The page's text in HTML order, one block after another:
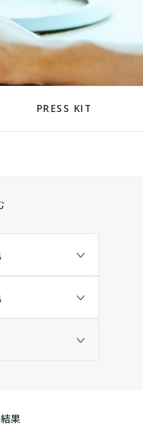
PRESS KIT
果